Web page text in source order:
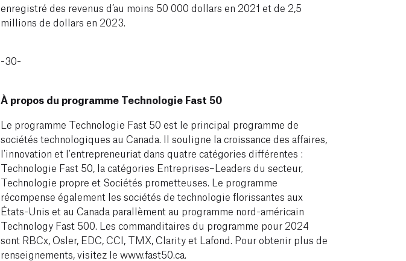
enregistré des revenus d’au moins 50 000 dollars en 2021 et de 2,5
millions de dollars en 2023.
-30-
À propos du programme Technologie Fast 50
Le programme Technologie Fast 50 est le principal programme de
sociétés technologiques au Canada. Il souligne la croissance des affaires,
l'innovation et l'entrepreneuriat dans quatre catégories différentes :
Technologie Fast 50, la catégories Entreprises–Leaders du secteur,
Technologie propre et Sociétés prometteuses. Le programme
récompense également les sociétés de technologie florissantes aux
États-Unis et au Canada parallèment au programme nord-américain
Technology Fast 500. Les commanditaires du programme pour 2024
sont RBCx, Osler, EDC, CCI, TMX, Clarity et Lafond. Pour obtenir plus de
renseignements, visitez le www.fast50.ca.